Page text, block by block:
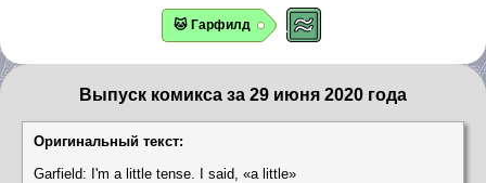
🐱 Гарфилд
Выпуск комикса за 29 июня 2020 года
Оригинальный текст:
Garfield: I'm a little tense. I said, «a little»